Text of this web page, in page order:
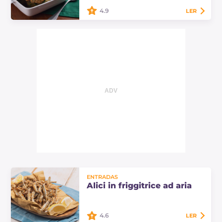
4.9 LER
ENTRADAS
Alici in friggitrice ad aria
4.6 LER